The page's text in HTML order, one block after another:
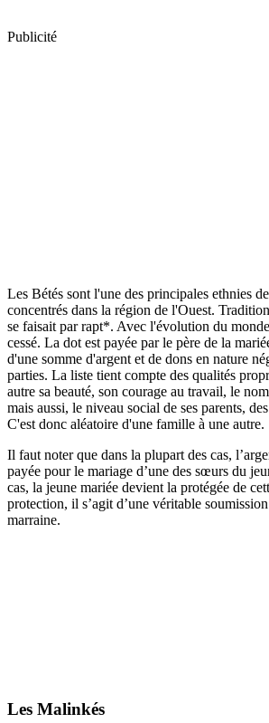
Publicité
Les Bétés sont l'une des principales ethnies
concentrés dans la région de l'Ouest.
se faisait par rapt*. Avec l'évolution du
cessé. La dot est payée par le père de la
d'une somme d'argent et de dons en nature
parties. La liste tient compte des qualités
autre sa beauté, son courage au travail, le
mais aussi, le niveau social de ses parents,
C'est donc aléatoire d'une famille à une autre.
Il faut noter que dans la plupart des cas,
payée pour le mariage d’une des sœurs du
cas, la jeune mariée devient la protégée de
protection, il s’agit d’une véritable
marraine.
Les Malinkés